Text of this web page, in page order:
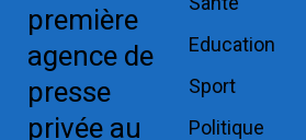
première
agence de
presse
privée au
Education
Sport
Politique